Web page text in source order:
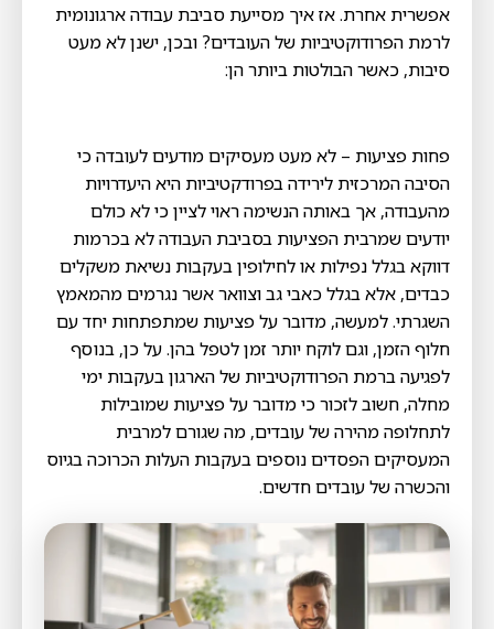
אפשרית אחרת. אז איך מסייעת סביבת עבודה ארגונומית
לרמת הפרודוקטיביות של העובדים? ובכן, ישנן לא מעט
סיבות, כאשר הבולטות ביותר הן:
פחות פציעות – לא מעט מעסיקים מודעים לעובדה כי
הסיבה המרכזית לירידה בפרודקטיביות היא היעדרויות
מהעבודה, אך באותה הנשימה ראוי לציין כי לא כולם
יודעים שמרבית הפציעות בסביבת העבודה לא בכרמות
דווקא בגלל נפילות או לחילופין בעקבות נשיאת משקלים
כבדים, אלא בגלל כאבי גב וצוואר אשר נגרמים מהמאמץ
השגרתי. למעשה, מדובר על פציעות שמתפתחות יחד עם
חלוף הזמן, וגם לוקח יותר זמן לטפל בהן. על כן, בנוסף
לפגיעה ברמת הפרודוקטיביות של הארגון בעקבות ימי
מחלה, חשוב לזכור כי מדובר על פציעות שמובילות
לתחלופה מהירה של עובדים, מה שגורם למרבית
המעסיקים הפסדים נוספים בעקבות העלות הכרוכה בגיוס
והכשרה של עובדים חדשים.